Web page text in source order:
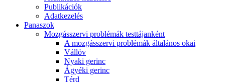
Publikációk
Adatkezelés
Panaszok
Mozgásszervi problémák testtájanként
A mozgásszervi problémák általános okai
Vállöv
Nyaki gerinc
Ágyéki gerinc
Térd